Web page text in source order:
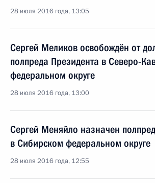
28 июля 2016 года, 13:05
Сергей Меликов освобождён от
полпреда Президента в Северо-
федеральном округе
28 июля 2016 года, 13:00
Сергей Меняйло назначен
в Сибирском федеральном округе
28 июля 2016 года, 12:55